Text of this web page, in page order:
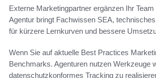
Externe Marketingpartner ergänzen Ihr
Agentur bringt Fachwissen SEA,
für kürzere Lernkurven und bessere
Wenn Sie auf aktuelle Best Practices
Benchmarks. Agenturen nutzen Werkzeuge
datenschutzkonformes Tracking zu